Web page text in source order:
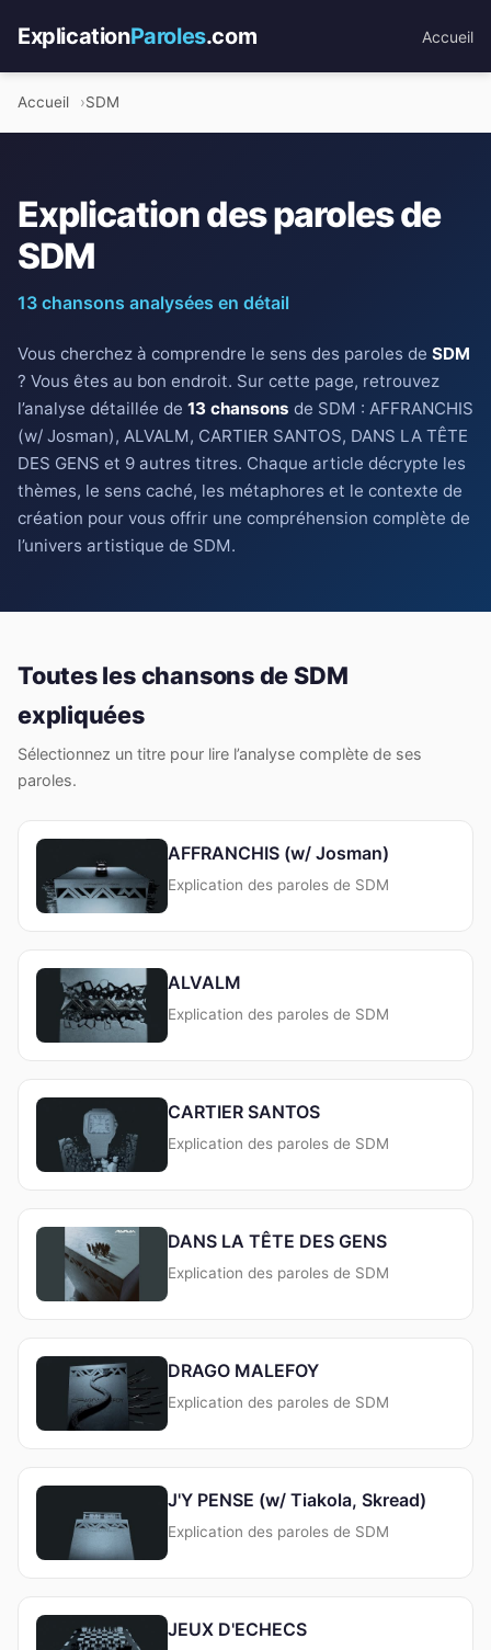
ExplicationParoles.com Accueil
Accueil SDM
Explication des paroles de
SDM
13 chansons analysées en détail
Vous cherchez à comprendre le sens des paroles de SDM
? Vous êtes au bon endroit. Sur cette page, retrouvez
l’analyse détaillée de 13 chansons de SDM : AFFRANCHIS
(w/ Josman), ALVALM, CARTIER SANTOS, DANS LA TÊTE
DES GENS et 9 autres titres. Chaque article décrypte les
thèmes, le sens caché, les métaphores et le contexte de
création pour vous offrir une compréhension complète de
l’univers artistique de SDM.
Toutes les chansons de SDM
expliquées
Sélectionnez un titre pour lire l’analyse complète de ses
paroles.
AFFRANCHIS (w/ Josman)
Explication des paroles de SDM
ALVALM
Explication des paroles de SDM
CARTIER SANTOS
Explication des paroles de SDM
DANS LA TÊTE DES GENS
Explication des paroles de SDM
DRAGO MALEFOY
Explication des paroles de SDM
J'Y PENSE (w/ Tiakola, Skread)
Explication des paroles de SDM
JEUX D'ECHECS